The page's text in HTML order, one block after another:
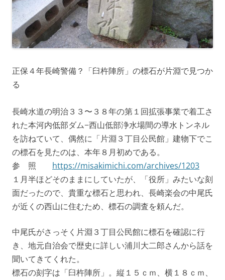
正保４年長崎警備？「臼杵陣所」の標石が片淵で見つか
る
長崎水道の明治３３〜３８年の第１回拡張事業で着工さ
れた本河内低部ダム−西山低部浄水場間の導水トンネル
を訪ねていて、偶然に「片淵３丁目公民館」建物下でこ
の標石を見たのは、本年８月初めである。
参 照 https://misakimichi.com/archives/1203
１月半ほどそのままにしていたが、「役所」みたいな刻
面だったので、貴重な標石と思われ、長崎楽会の中尾氏
が近くの西山に住むため、標石の調査を頼んだ。
中尾氏がさっそく片淵３丁目公民館に標石を確認に行
き、地元自治会で歴史に詳しい浦川大二郎さんから話を
聞いてきてくれた。
標石の刻字は「臼杵陣所」。縦１５ｃｍ、横１８ｃｍ、